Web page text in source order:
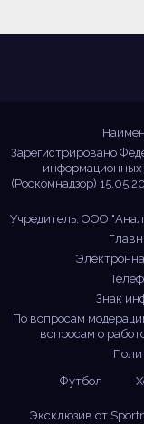
Зарегистрировано
информационных
(Роскомнадзор)
Учредитель: ООО
Знак
По вопросам
вопросам о
Футбол
Эксклюзив от